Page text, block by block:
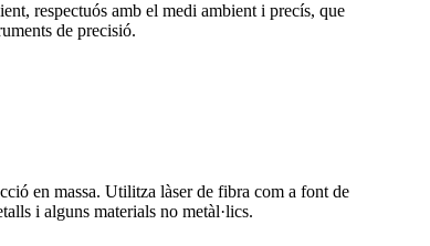
respectuós amb el medi ambient i precís, que
de precisió.
en massa. Utilitza làser de fibra com a font de
i alguns materials no metàl·lics.